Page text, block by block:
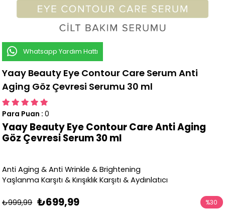
Whatsapp Yardım Hattı
Yaay Beauty Eye Contour Care Serum Anti
Aging Göz Çevresi Serumu 30 ml
Para Puan : 0
Yaay Beauty Eye Contour Care Anti Aging
Göz ÇevresiSerum30 ml
Anti Aging & Anti Wrinkle & Brightening
Yaşlanma Karşıtı & Kırışıklık Karşıtı & Aydınlatıcı
₺999,99 ₺699,99 %30